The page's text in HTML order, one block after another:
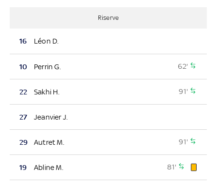
Riserve
16 Léon D.
10 Perrin G. 62'
22 Sakhi H. 91'
27 Jeanvier J.
29 Autret M. 91'
19 Abline M. 81'